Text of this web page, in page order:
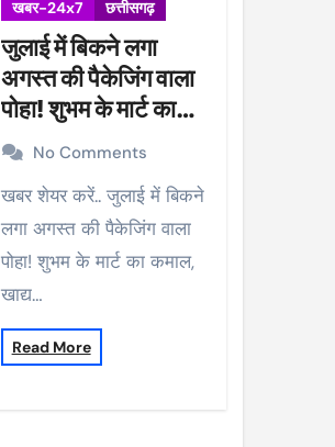
खबर-24x7 छत्तीसगढ़
जुलाई में बिकने लगा
अगस्त की पैकेजिंग वाला
पोहा! शुभम के मार्ट का
कमाल, खाद्य विभाग ने की
कार्रवाई, 38 पैकेट सीज
No Comments
खबर शेयर करें.. जुलाई में बिकने
लगा अगस्त की पैकेजिंग वाला
पोहा! शुभम के मार्ट का कमाल,
खाद्य…
Read More